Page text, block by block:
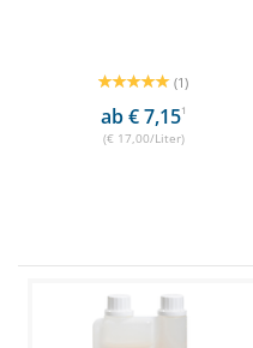
(1)
ab € 7,151
(€ 17,00/Liter)